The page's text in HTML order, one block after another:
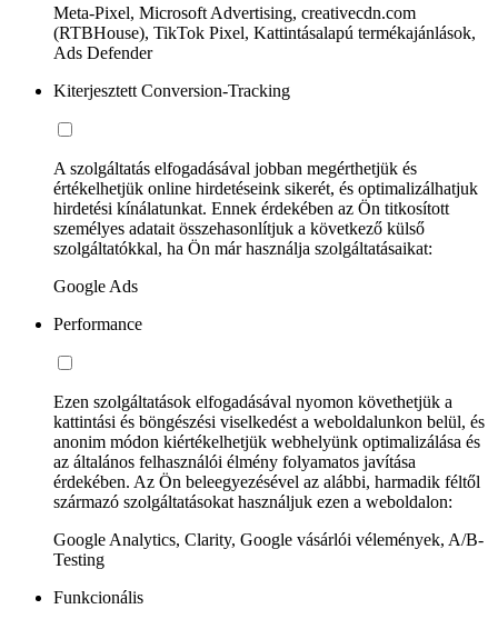
Meta-Pixel, Microsoft Advertising, creativecdn.com
(RTBHouse), TikTok Pixel, Kattintásalapú termékajánlások,
Ads Defender
Kiterjesztett Conversion-Tracking
A szolgáltatás elfogadásával jobban megérthetjük és
értékelhetjük online hirdetéseink sikerét, és optimalizálhatjuk
hirdetési kínálatunkat. Ennek érdekében az Ön titkosított
személyes adatait összehasonlítjuk a következő külső
szolgáltatókkal, ha Ön már használja szolgáltatásaikat:
Google Ads
Performance
Ezen szolgáltatások elfogadásával nyomon követhetjük a
kattintási és böngészési viselkedést a weboldalunkon belül, és
anonim módon kiértékelhetjük webhelyünk optimalizálása és
az általános felhasználói élmény folyamatos javítása
érdekében. Az Ön beleegyezésével az alábbi, harmadik féltől
származó szolgáltatásokat használjuk ezen a weboldalon:
Google Analytics, Clarity, Google vásárlói vélemények, A/B-
Testing
Funkcionális